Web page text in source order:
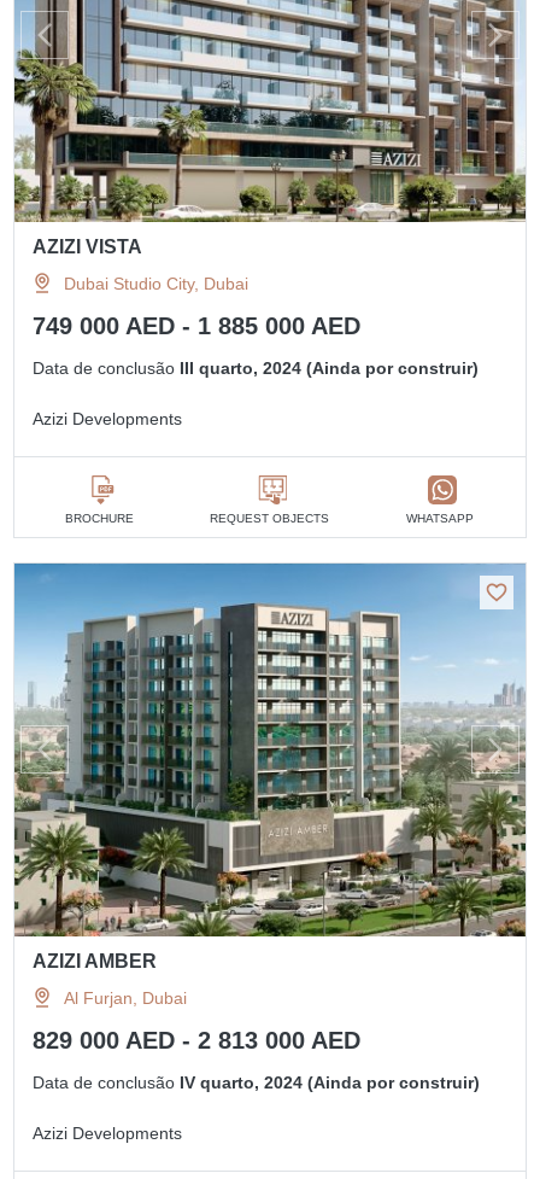
AZIZI VISTA
Dubai Studio City, Dubai
749 000 AED - 1 885 000 AED
Data de conclusão III quarto, 2024 (Ainda por construir)
Azizi Developments
BROCHURE REQUEST OBJECTS WHATSAPP
AZIZI AMBER
Al Furjan, Dubai
829 000 AED - 2 813 000 AED
Data de conclusão IV quarto, 2024 (Ainda por construir)
Azizi Developments